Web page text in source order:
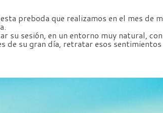
preboda que realizamos en el mes de
su sesión, en un entorno muy natural,
de su gran día, retratar esos